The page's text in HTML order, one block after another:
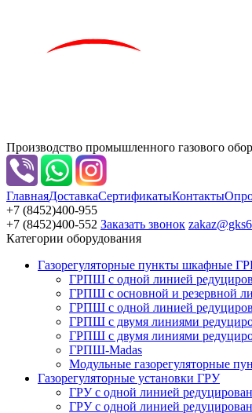
Производство промышленного газового
ГлавнаяДоставкаСертификатыКонтакты
+7 (8452)400-955
+7 (8452)400-552 Заказать звонок
Категории оборудования
Газорегуляторные пункты шкафные
ГРПШ с одной линией
ГРПШ с основной и резервной
ГРПШ с одной линией
ГРПШ с двумя линиями
ГРПШ с двумя линиями
ГРПШ-Madas
Модульные газорегуляторные
Газорегуляторные установки ГРУ
ГРУ с одной линией
ГРУ с одной линией